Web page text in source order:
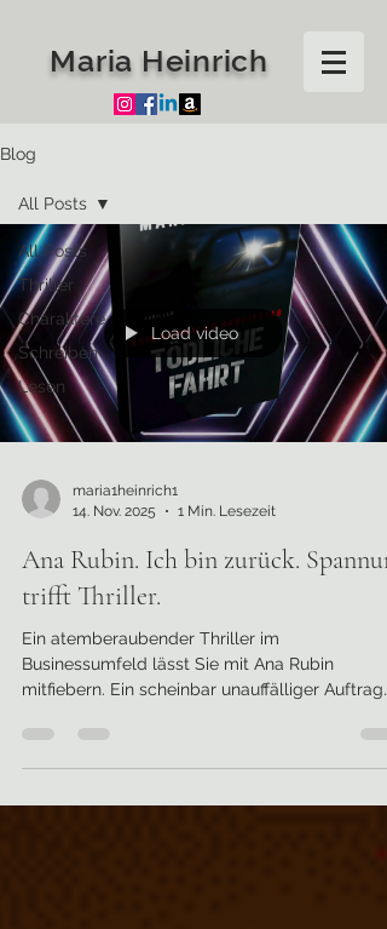
Maria Heinrich
Blog
All Posts
Thriller
Charaktere
Schreiben
Lesen
All Posts
Load video
maria1heinrich1
14. Nov. 2025
1 Min. Lesezeit
Ana Rubin. Ich bin zurück.
trifft Thriller.
Ein atemberaubender Thriller im
Businessumfeld lässt Sie mit Ana Rubin
mitfiebern. Ein scheinbar unauffälliger Auftrag